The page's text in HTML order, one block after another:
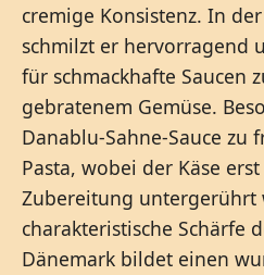
cremige Konsistenz. In
schmilzt er hervorragend
für schmackhafte Saucen
gebratenem Gemüse.
Danablu-Sahne-Sauce zu
Pasta, wobei der Käse
Zubereitung untergerührt
charakteristische Schärfe
Dänemark bildet einen